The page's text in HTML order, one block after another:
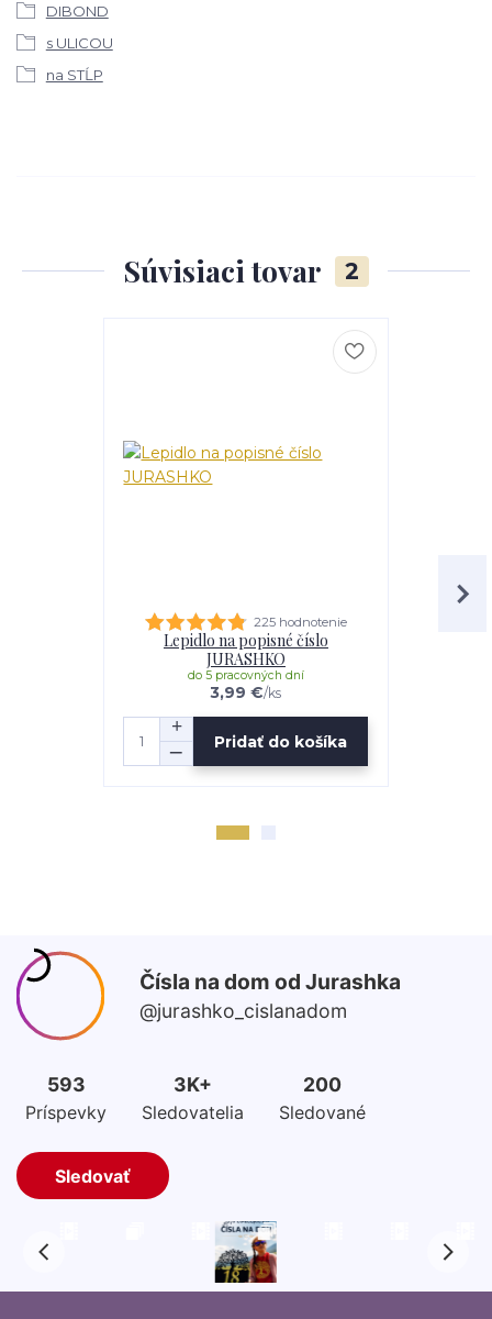
DIBOND
s ULICOU
na STĹP
Súvisiaci tovar 2
225 hodnotenie
Lepidlo na popisné číslo
JURASHKO
3,99 €/ks
do 5 pracovných dní
Pridať do košíka